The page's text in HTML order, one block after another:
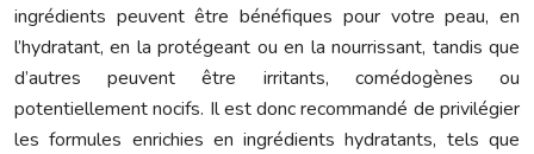
ingrédients peuvent être bénéfiques pour votre peau, en
l’hydratant, en la protégeant ou en la nourrissant, tandis que
d’autres peuvent être irritants, comédogènes ou
potentiellement nocifs. Il est donc recommandé de privilégier
les formules enrichies en ingrédients hydratants, tels que